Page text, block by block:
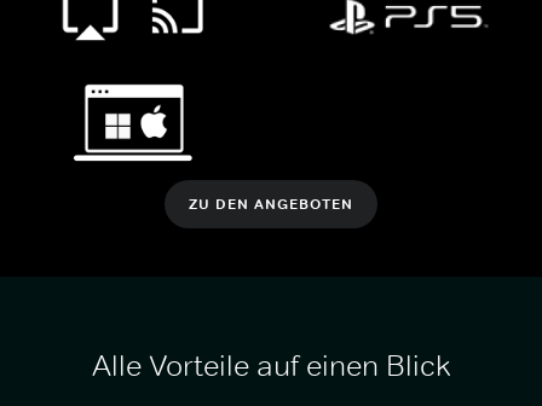
ZU DEN ANGEBOTEN
Alle Vorteile auf einen Blick